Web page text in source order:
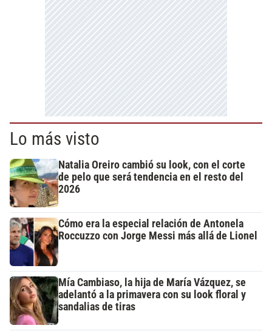
Lo más visto
Natalia Oreiro cambió su look, con el corte
de pelo que será tendencia en el resto del
2026
Cómo era la especial relación de Antonela
Roccuzzo con Jorge Messi más allá de Lionel
Mía Cambiaso, la hija de María Vázquez, se
adelantó a la primavera con su look floral y
sandalias de tiras